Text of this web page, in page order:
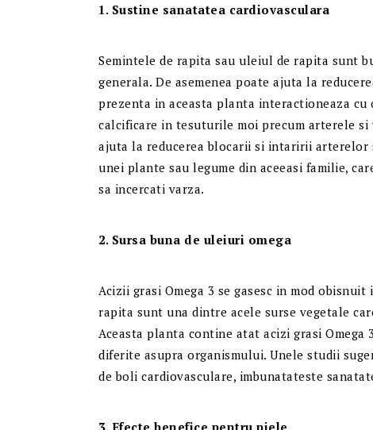
1. Sustine sanatatea cardiovasculara
Semintele de rapita sau uleiul de rapita sunt
generala. De asemenea poate ajuta la
prezenta in aceasta planta interactioneaza
calcificare in tesuturile moi precum arterele si
ajuta la reducerea blocarii si intaririi arterelor
unei plante sau legume din aceeasi familie,
sa incercati varza.
2. Sursa buna de uleiuri omega
Acizii grasi Omega 3 se gasesc in mod
rapita sunt una dintre acele surse vegetale
Aceasta planta contine atat acizi grasi Omega
diferite asupra organismului. Unele studii
de boli cardiovasculare, imbunatateste
3. Efecte benefice pentru piele